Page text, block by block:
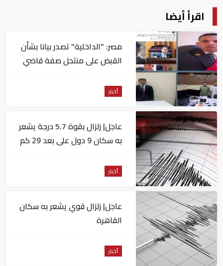
اقرأ أيضا
مصر: "الداخلية" تصدر بيانا بشأن
القبض على منتحل صفة قاضي
أخبار
عاجل| زلزال بقوة 5.7 درجة يشعر
به سكان 9 دول على بعد 29 كم
أخبار
عاجل| زلزال قوي يشعر به سكان
القاهرة
أخبار